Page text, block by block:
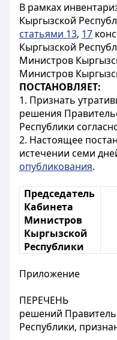
В рамках
Кыргызской
статьями 13, 17
Кыргызской
Министров
Министров
ПОСТАНОВЛЯЕТ:
1. Признать
решения
Республики
2. Настоящее
истечении семи
опубликования.
Председатель
Кабинета
Министров
Кыргызской
Республики
Приложение
ПЕРЕЧЕНЬ
решений
Республики,